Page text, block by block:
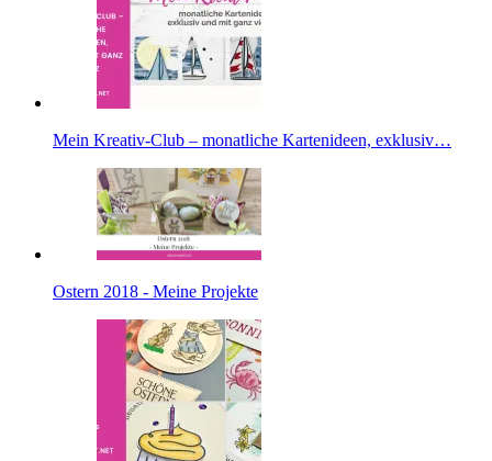
Mein Kreativ-Club – monatliche Kartenideen, exklusiv…
Ostern 2018 - Meine Projekte